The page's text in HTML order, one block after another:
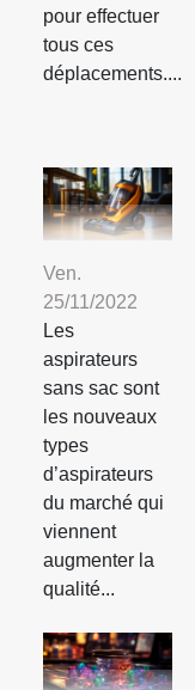
pour effectuer
tous ces
déplacements....
Ven.
25/11/2022
Les
aspirateurs
sans sac sont
les nouveaux
types
d’aspirateurs
du marché qui
viennent
augmenter la
qualité...